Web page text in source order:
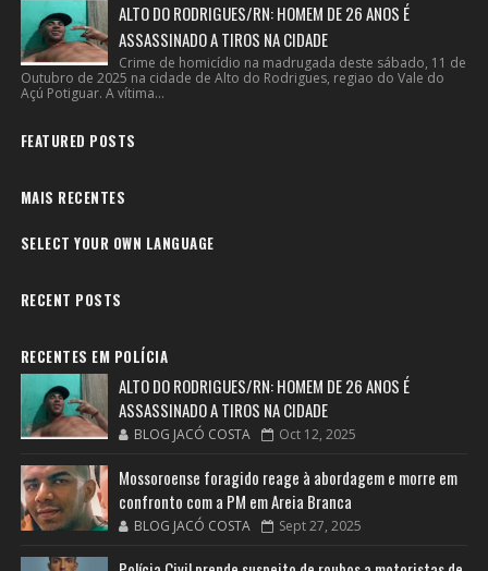
ALTO DO RODRIGUES/RN: HOMEM DE 26 ANOS É
ASSASSINADO A TIROS NA CIDADE
Crime de homicídio na madrugada deste sábado, 11 de
Outubro de 2025 na cidade de Alto do Rodrigues, regiao do Vale do
Açú Potiguar. A vítima...
FEATURED POSTS
MAIS RECENTES
SELECT YOUR OWN LANGUAGE
RECENT POSTS
RECENTES EM POLÍCIA
ALTO DO RODRIGUES/RN: HOMEM DE 26 ANOS É
ASSASSINADO A TIROS NA CIDADE
BLOG JACÓ COSTA Oct 12, 2025
Mossoroense foragido reage à abordagem e morre em
confronto com a PM em Areia Branca
BLOG JACÓ COSTA Sept 27, 2025